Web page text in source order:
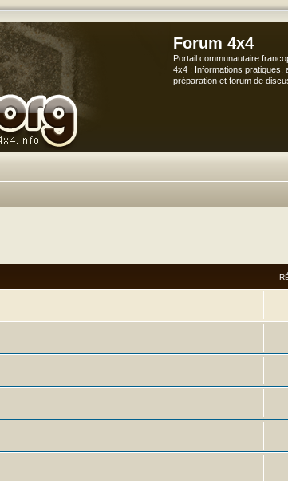
Forum 4x4
Portail communautaire
4x4 : Informations pratiques,
préparation et forum de